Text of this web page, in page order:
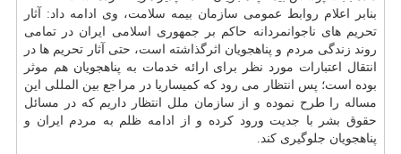
بنابر اعلام روابط عمومی سازمان بیمه سلامت، وی ادامه داد: آثار
تحریم های ناجوانمردانه حاكم بر جمهوری اسلامی ایران در تمامی
روند زندگی مردم و پناهجویان اثرگذاشته است، حتی آثار تحریم ها در
انتقال اعتبارات مورد نظر برای ارائه خدمات به پناهجویان هم موثر
بوده است؛ پس انتظار می رود كه كمیساریا در مراجع بین المللی این
مساله را طرح نموده و از سازمان ملل انتظار داریم كه در مسائل
حقوق بشر با جدیت ورود كرده و از ادامه ظلم به مردم ایران و
پناهجویان جلوگیری كند.